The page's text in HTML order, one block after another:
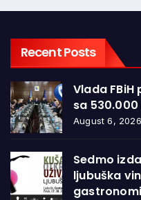
Recent Posts
Vlada
sa 530.000
August 6, 2026
Sedmo
ljubuška